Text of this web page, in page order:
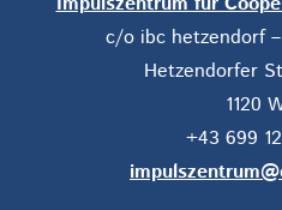
c/o ibc hetzendorf
Hetzendorfer
1120
+43 699